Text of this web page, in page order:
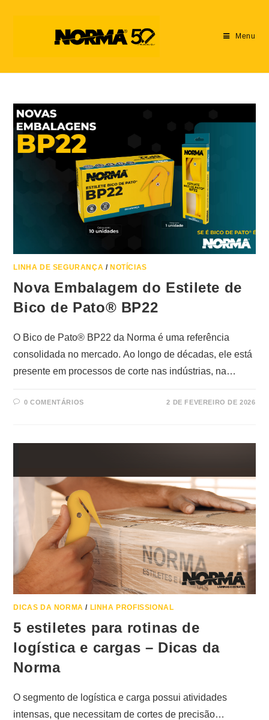
Menu
LINHA DE SEGURANÇA / NOTÍCIAS
Nova Embalagem do Estilete de
Bico de Pato® BP22
O Bico de Pato® BP22 da Norma é uma referência
consolidada no mercado. Ao longo de décadas, ele está
presente em processos de corte nas indústrias, na
BP22 continua exatamente o mesmo: robusto, confiável
mudança é apenas visual e estratégica. Em outras
palavras, o produto continua o mesmo. Assim, a Norma
evoluiu a forma de apresentá-lo, mas não alterou aquilo
que fez do BP22 uma referência.
0 COMENTÁRIOS 2 DE FEVEREIRO DE 2026
DICAS DA NORMA / LINHA PROFISSIONAL
5 estiletes para rotinas de
logística e cargas – Dicas da
Norma
O segmento de logística e carga possui atividades
intensas, que necessitam de cortes de precisão…